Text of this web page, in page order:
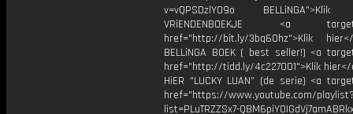
v=vQPSDzlYO9o BELLiNGA">Klik
VRiENDENBOEKJE <a
href="http://bit.ly/3bq60hz">Klik
BELLiNGA BOEK ( best seller!) <a
href="http://tidd.ly/4c227001">Klik hier</
HiER "LUCKY LUAN” (de serie) <a
href="https://www.youtube.com/
list=PLuTRZZSx7-